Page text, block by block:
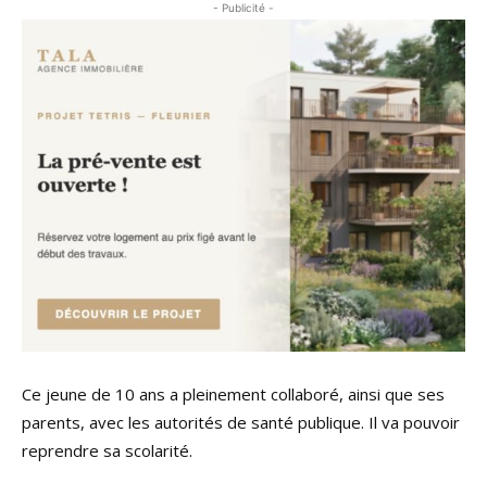
- Publicité -
Ce jeune de 10 ans a pleinement collaboré, ainsi que ses
parents, avec les autorités de santé publique. Il va pouvoir
reprendre sa scolarité.